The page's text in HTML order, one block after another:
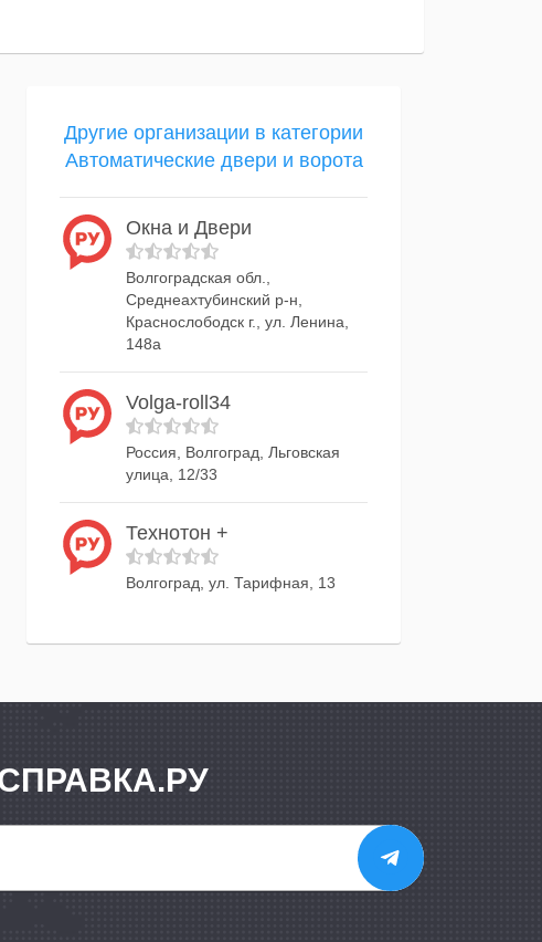
Другие организации в категории
Автоматические двери и ворота
Окна и Двери
Волгоградская обл.,
Среднеахтубинский р-н,
Краснослободск г., ул. Ленина,
148а
Volga-roll34
Россия, Волгоград, Льговская
улица, 12/33
Технотон +
Волгоград, ул. Тарифная, 13